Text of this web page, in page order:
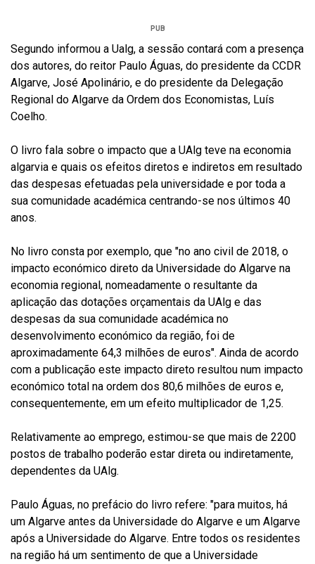
PUB
Segundo informou a Ualg, a sessão contará com a presença
dos autores, do reitor Paulo Águas, do presidente da CCDR
Algarve, José Apolinário, e do presidente da Delegação
Regional do Algarve da Ordem dos Economistas, Luís
Coelho.
O livro fala sobre o impacto que a UAlg teve na economia
algarvia e quais os efeitos diretos e indiretos em resultado
das despesas efetuadas pela universidade e por toda a
sua comunidade académica centrando-se nos últimos 40
anos.
No livro consta por exemplo, que "no ano civil de 2018, o
impacto económico direto da Universidade do Algarve na
economia regional, nomeadamente o resultante da
aplicação das dotações orçamentais da UAlg e das
despesas da sua comunidade académica no
desenvolvimento económico da região, foi de
aproximadamente 64,3 milhões de euros". Ainda de acordo
com a publicação este impacto direto resultou num impacto
económico total na ordem dos 80,6 milhões de euros e,
consequentemente, em um efeito multiplicador de 1,25.
Relativamente ao emprego, estimou-se que mais de 2200
postos de trabalho poderão estar direta ou indiretamente,
dependentes da UAlg.
Paulo Águas, no prefácio do livro refere: "para muitos, há
um Algarve antes da Universidade do Algarve e um Algarve
após a Universidade do Algarve. Entre todos os residentes
na região há um sentimento de que a Universidade